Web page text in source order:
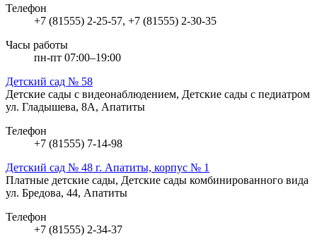
Телефон
+7 (81555) 2-25-57, +7 (81555) 2-30-35
Часы работы
пн-пт 07:00–19:00
Детский сад № 58
Детские сады с видеонаблюдением, Детские сады с педиатром
ул. Гладышева, 8А, Апатиты
Телефон
+7 (81555) 7-14-98
Детский сад № 48 г. Апатиты, корпус № 1
Платные детские сады, Детские сады комбинированного вида
ул. Бредова, 44, Апатиты
Телефон
+7 (81555) 2-34-37